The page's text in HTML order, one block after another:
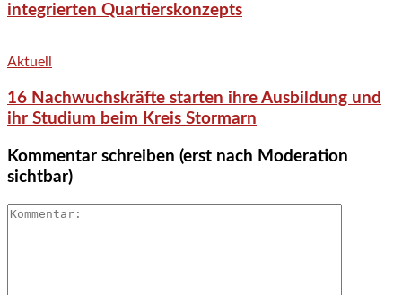
integrierten Quartierskonzepts
Aktuell
16 Nachwuchskräfte starten ihre Ausbildung und
ihr Studium beim Kreis Stormarn
Kommentar schreiben (erst nach Moderation
sichtbar)